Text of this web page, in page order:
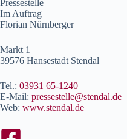
Pressestelle
Im Auftrag
Florian Nürnberger
Markt 1
39576 Hansestadt Stendal
Tel.: 03931 65-1240
E-Mail: pressestelle@stendal.de
Web: www.stendal.de